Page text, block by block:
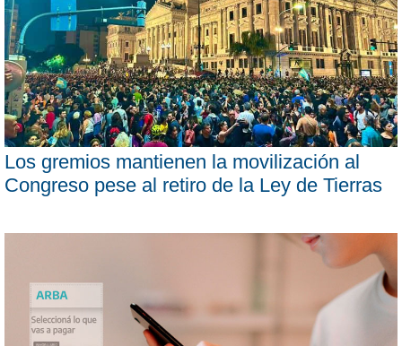
Los gremios mantienen la movilización al
Congreso pese al retiro de la Ley de Tierras